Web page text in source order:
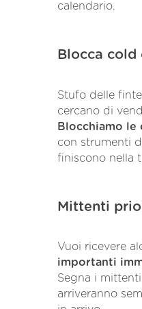
calendario.
Blocca cold
Stufo delle
cercano di
Blocchiamo le
con strumenti
finiscono nella
Mittenti
Vuoi ricevere
importanti
Segna i
arriveranno